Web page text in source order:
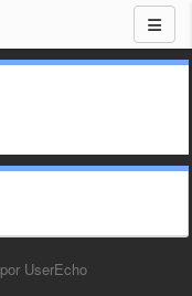
por UserEcho